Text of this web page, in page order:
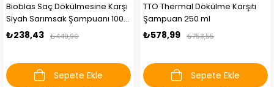
Bioblas Saç Dökülmesine Karşı
Siyah Sarımsak Şampuanı 1000
ml
₺238,43 ₺449,90
Sepete Ekle
TTO Thermal Dökülme Karşıtı
Şampuan 250 ml
₺578,99 ₺753,55
Sepete Ekle